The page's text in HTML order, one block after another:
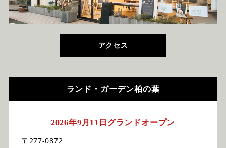
アクセス
ランド・ガーデン柏の葉
2026年9月11日グランドオープン
〒277-0872